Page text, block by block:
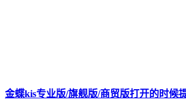
金蝶kis专业版/旗舰版/商贸版打开的时候